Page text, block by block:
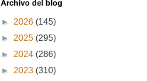
Archivo del blog
► 2026 (145)
► 2025 (295)
► 2024 (286)
► 2023 (310)